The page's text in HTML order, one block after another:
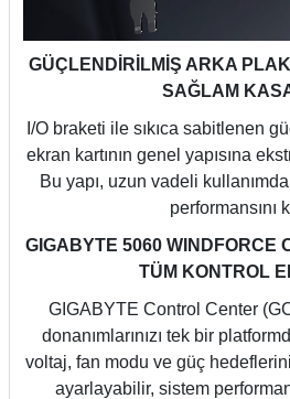
GÜÇLENDİRİLMİŞ ARKA
SAĞLAM
I/O braketi ile sıkıca sabitlenen
ekran kartının genel yapısına
Bu yapı, uzun vadeli kullanımda
performansını
GIGABYTE 5060 WINDFORCE
TÜM KONTROL
GIGABYTE Control Center
donanımlarınızı tek bir
voltaj, fan modu ve güç
ayarlayabilir, sistem